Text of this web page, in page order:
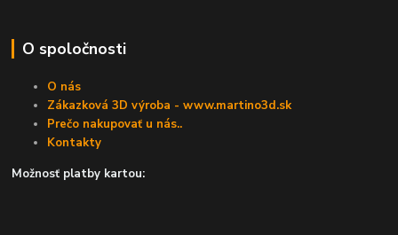
O spoločnosti
O nás
Zákazková 3D výroba - www.martino3d.sk
Prečo nakupovať u nás..
Kontakty
Možnosť platby kartou: